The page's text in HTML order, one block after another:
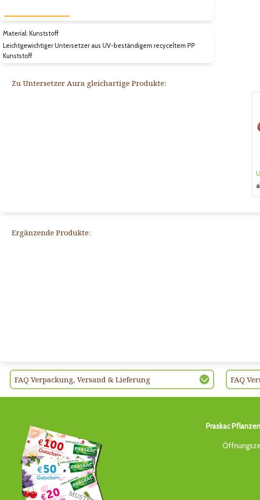
Material: Kunststoff
Leichtgewichtiger Untersetzer aus UV-beständigem recyceltem PP
Kunststoff
Zu Untersetzer Aura gleichartige Produkte:
Ergänzende Produkte:
FAQ Verpackung, Versand & Lieferung FAQ
Praskac